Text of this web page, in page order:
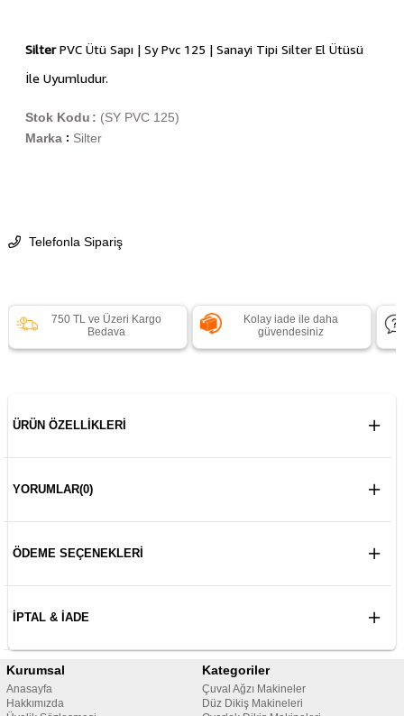
SilterPVC Ütü Sapı | Sy Pvc 125 | Sanayi Tipi Silter El Ütüsü
İle Uyumludur.
(SY PVC 125)
Stok Kodu
Marka : Silter
Telefonla Sipariş
750 TL ve Üzeri Kargo
Bedava
Kolay iade ile daha
güvendesiniz
ÜRÜN ÖZELLIKLERI
YORUMLAR(0)
ÖDEME SEÇENEKLERI
İPTAL & İADE
Kurumsal
Anasayfa
Hakkımızda
Kategoriler
Çuval Ağzı Makineler
Düz Dikiş Makineleri